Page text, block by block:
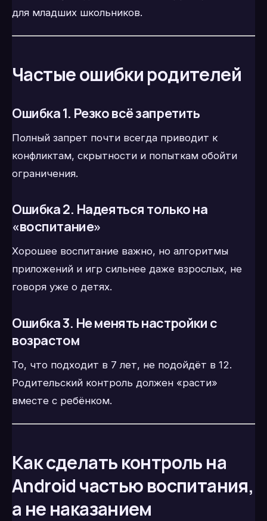
для младших школьников.
Частые ошибки родителей
Ошибка 1. Резко всё запретить
Полный запрет почти всегда приводит к
конфликтам, скрытности и попыткам обойти
ограничения.
Ошибка 2. Надеяться только на
«воспитание»
Хорошее воспитание важно, но алгоритмы
приложений и игр сильнее даже взрослых, не
говоря уже о детях.
Ошибка 3. Не менять настройки с
возрастом
То, что подходит в 7 лет, не подойдёт в 12.
Родительский контроль должен «расти»
вместе с ребёнком.
Как сделать контроль на
Android частью воспитания,
а не наказанием